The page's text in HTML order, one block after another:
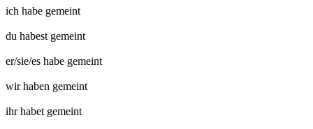
ich habe gemeint
du habest gemeint
er/sie/es habe gemeint
wir haben gemeint
ihr habet gemeint